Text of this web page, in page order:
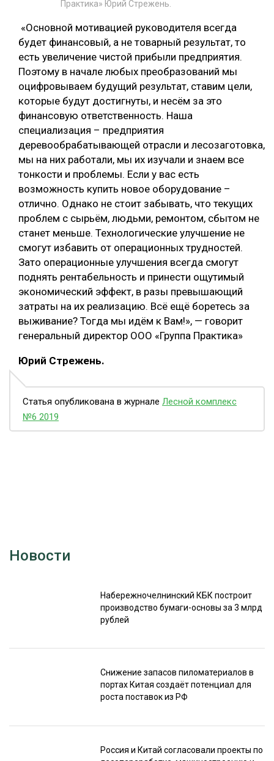
Практика» Юрий Стрежень
«Основной мотивацией руководителя всегда
будет финансовый, а не товарный результат, то
есть увеличение чистой прибыли предприятия.
Поэтому в начале любых преобразований мы
оцифровываем будущий результат, ставим цели,
которые будут достигнуты, и несём за это
финансовую ответственность. Наша
специализация – предприятия
деревообрабатывающей отрасли и лесозаготовка,
мы на них работали, мы их изучали и знаем все
тонкости и проблемы. Если у вас есть
возможность купить новое оборудование –
отлично. Однако не стоит забывать, что текущих
проблем с сырьём, людьми, ремонтом, сбытом не
станет меньше. Технологические улучшение не
смогут избавить от операционных трудностей.
Зато операционные улучшения всегда смогут
поднять рентабельность и принести ощутимый
экономический эффект, в разы превышающий
затраты на их реализацию. Всё ещё боретесь за
выживание? Тогда мы идём к Вам!», — говорит
генеральный директор ООО «Группа Практика»
Юрий Стрежень.
Статья опубликована в журнале Лесной комплекс
№6 2019
Новости
Набережночелнинский КБК построит
производство бумаги-основы за 3 млрд
рублей
Снижение запасов пиломатериалов в
портах Китая создаёт потенциал для
роста поставок из РФ
Россия и Китай согласовали проекты по